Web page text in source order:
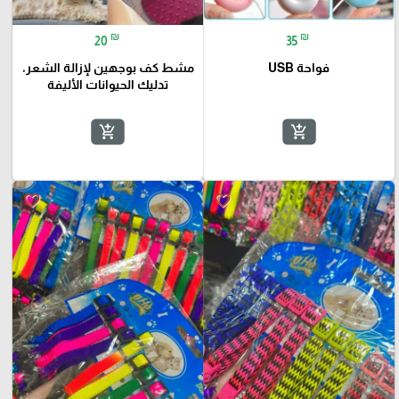
35 ₪
فواحة USB
add_shopping_cart
20 ₪
مشط كف بوجهين لإزالة الشعر،
تدليك الحيوانات الأليفة
add_shopping_cart
favorite_border
favorite_border